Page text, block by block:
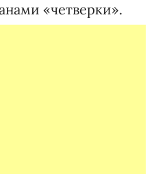
«четверки».